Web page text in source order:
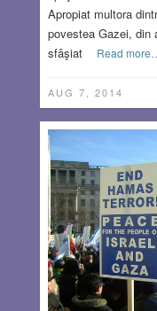
Apropiat multora
povestea Gazei, din
sfâşiat
Read
AUG 7, 2014